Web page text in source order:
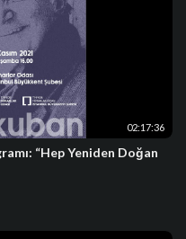
02:17:36
“Hep Yeniden Doğan